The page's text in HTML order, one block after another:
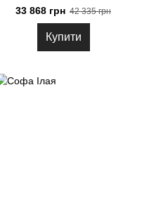
33 868 грн 42 335 грн
Купити